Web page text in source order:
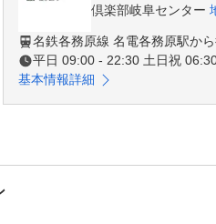
倶楽部岐阜センター
名鉄各務原線 名電各務原駅か
平日 09:00 - 22:30 土日祝
基本情報詳細